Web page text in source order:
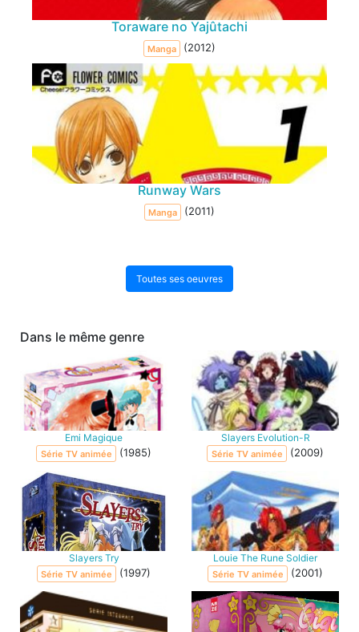
Toraware no Yajûtachi
Manga (2012)
Runway Wars
Manga (2011)
Toutes ses oeuvres
Dans le même genre
Emi Magique
Série TV animée (1985)
Slayers Evolution-R
Série TV animée (2009)
Slayers Try
Série TV animée (1997)
Louie The Rune Soldier
Série TV animée (2001)